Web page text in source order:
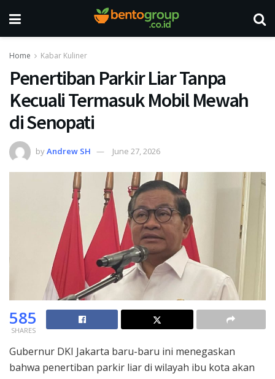
Home Kabar Kuliner
Penertiban Parkir Liar Tanpa
Kecuali Termasuk Mobil Mewah
di Senopati
byAndrew SH June 27, 2026
585
SHARES
Gubernur DKI Jakarta baru-baru ini menegaskan
bahwa penertiban parkir liar di wilayah ibu kota akan